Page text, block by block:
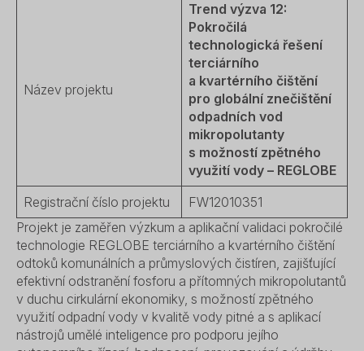
Název projektu
Trend výzva 12:
Pokročilá
technologická řešení
terciárního
a kvartérního čištění
pro globální znečištění
odpadních vod
mikropolutanty
s možností zpětného
využití vody – REGLOBE
Registrační číslo projektu
FW12010351
Projekt je zaměřen výzkum a aplikační validaci pokročilé
technologie REGLOBE terciárního a kvartérního čištění
odtoků komunálních a průmyslových čistíren, zajišťující
efektivní odstranění fosforu a přítomných mikropolutantů
v duchu cirkulární ekonomiky, s možností zpětného
využití odpadní vody v kvalitě vody pitné a s aplikací
nástrojů umělé inteligence pro podporu jejího